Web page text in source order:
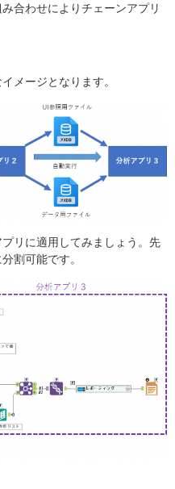
合わせによりチェーンアプリ
メージとなります。
リに適用してみましょう。先
割可能です。